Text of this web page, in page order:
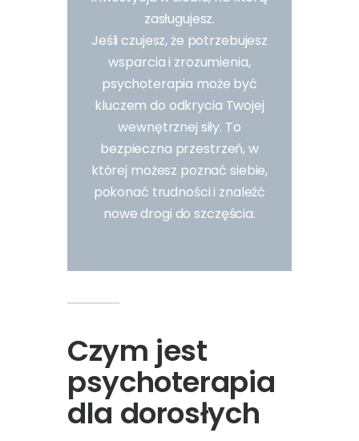
zasługujesz.
Jeśli czujesz, że potrzebujesz
wsparcia i zrozumienia,
psychoterapia może być
kluczem do odkrycia Twojej
wewnętrznej siły. To
bezpieczna przestrzeń, w
której możesz poznać siebie,
pokonać trudności i znaleźć
nowe drogi do szczęścia.
Czym jest
psychoterapia
dla dorosłych